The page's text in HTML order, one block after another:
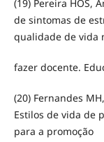
(19) Pereira HOS,
de sintomas de
qualidade de vida
fazer docente.
(20) Fernandes
Estilos de vida de
para a promoção